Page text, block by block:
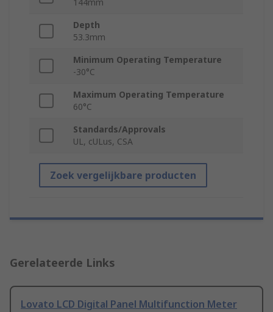
144mm
Depth
53.3mm
Minimum Operating Temperature
-30°C
Maximum Operating Temperature
60°C
Standards/Approvals
UL, cULus, CSA
Zoek vergelijkbare producten
Gerelateerde Links
Lovato LCD Digital Panel Multifunction Meter